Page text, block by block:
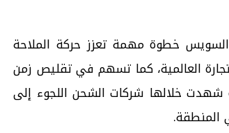
السويس خطوة مهمة تعزز حركة الملاحة
العالمية، كما تسهم في تقليص زمن
شهدت خلالها شركات الشحن اللجوء إلى
المنطقة.